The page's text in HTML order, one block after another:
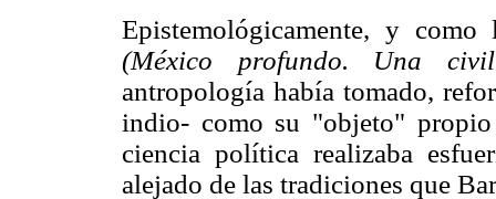
Epistemológicamente, y
(México profundo. Una
antropología había tomado,
indio- como su "objeto"
ciencia política realizaba
alejado de las tradiciones que